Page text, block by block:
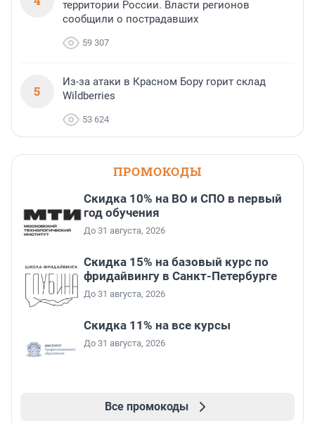
территории России. Власти регионов
сообщили о пострадавших
59 307
5
Из-за атаки в Красном Бору горит склад
Wildberries
53 624
ПРОМОКОДЫ
Скидка 10% на ВО и СПО в первый
год обучения
До 31 августа, 2026
Скидка 15% на базовый курс по
фридайвингу в Санкт-Петербурге
До 31 августа, 2026
Скидка 11% на все курсы
До 31 августа, 2026
Все промокоды